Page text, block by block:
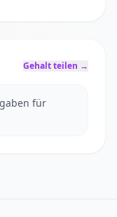
Gehalt teilen →
für